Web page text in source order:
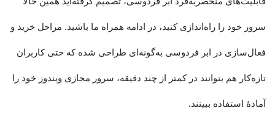
سرور خود را راه‌اندازی کنید، در ادامه همراه ما باشید. مراحل خرید و
فعال‌سازی در ابر فردوسی به‌گونه‌ای طراحی شده که حتی کاربران
تازه‌کار هم بتوانند در کمتر از چند دقیقه، سرور مجازی ویندوز خود را
آمادهٔ استفاده ببینند.